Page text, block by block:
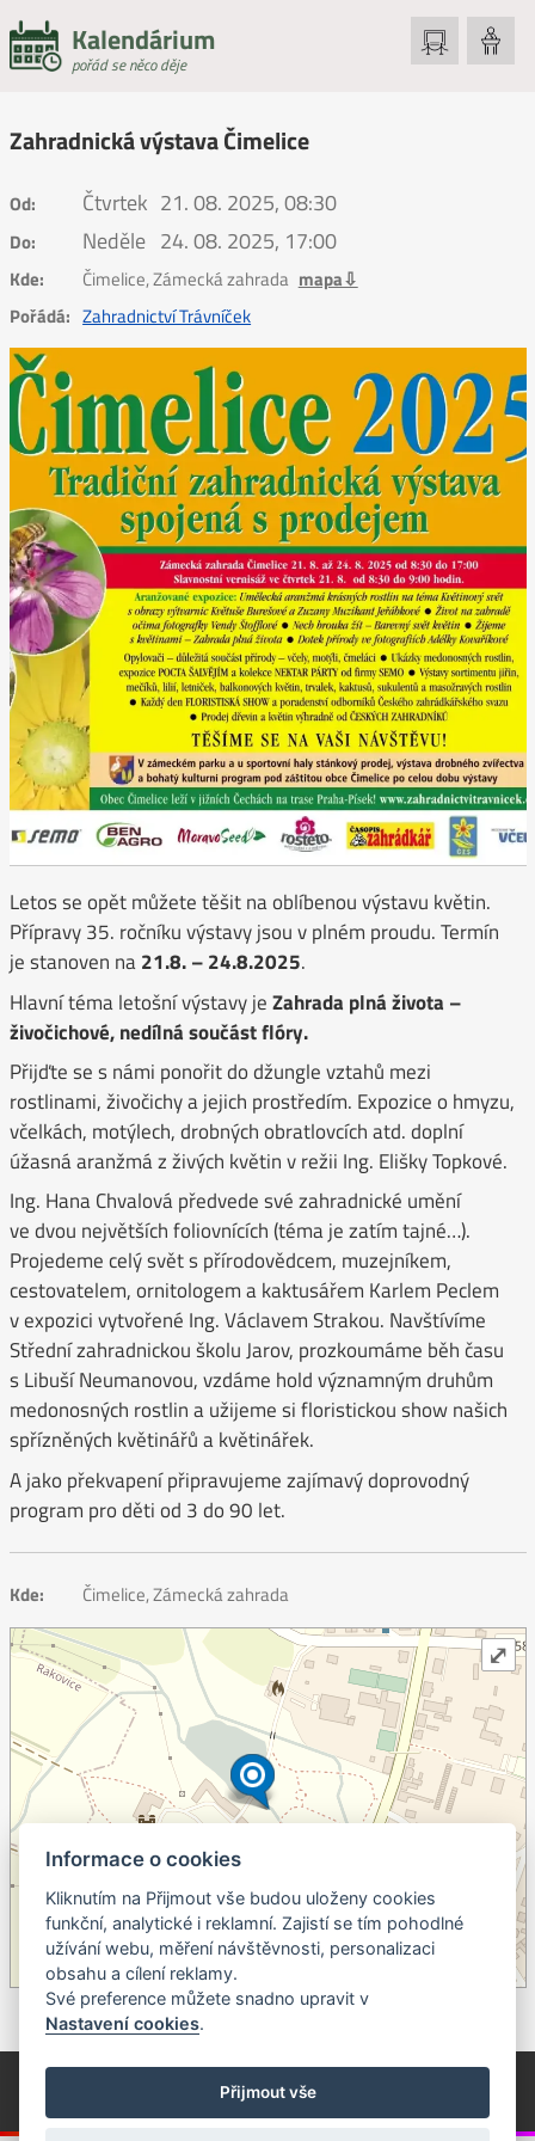
Kalendárium
pořád se něco děje
Zahradnická výstava Čimelice
Od: Čtvrtek 21. 08. 2025, 08:30
Do: Neděle 24. 08. 2025, 17:00
Kde: Čimelice, Zámecká zahrada mapa⇩
Pořádá: Zahradnictví Trávníček
Letos se opět můžete těšit na oblíbenou výstavu květin.
Přípravy 35. ročníku výstavy jsou v plném proudu. Termín
je stanoven na21.8. – 24.8.2025.
Hlavní téma letošní výstavy jeZahrada plná života –
živočichové, nedílná součást flóry.
Přijďte se s námi ponořit do džungle vztahů mezi
rostlinami, živočichy a jejich prostředím. Expozice o hmyzu,
včelkách, motýlech, drobných obratlovcích atd. doplní
úžasná aranžmá z živých květin v režii Ing. Elišky Topkové.
Ing. Hana Chvalová předvede své zahradnické umění
ve dvou největších foliovnících (téma je zatím tajné…).
Projedeme celý svět s přírodovědcem, muzejníkem,
cestovatelem, ornitologem a kaktusářem Karlem Peclem
v expozici vytvořené Ing. Václavem Strakou. Navštívíme
Střední zahradnickou školu Jarov, prozkoumáme běh času
s Libuší Neumanovou, vzdáme hold významným druhům
medonosných rostlin a užijeme si floristickou show našich
spřízněných květinářů a květinářek.
A jako překvapení připravujeme zajímavý doprovodný
program pro děti od 3 do 90 let.
Kde: Čimelice, Zámecká zahrada
©OpenStreetMapcontributors.
⤢
© Píseckem / Kalendárium (Změna programu vyhrazena!)
(Cookies)
© 2018 - 2026 Realizace a správa webu:
Informace o cookies
Kliknutím na Přijmout vše budou uloženy cookies
funkční, analytické i reklamní. Zajistí se tím pohodlné
užívání webu, měření návštěvnosti, personalizaci
obsahu a cílení reklamy.
Své preference můžete snadno upravit v
Nastavení cookies.
Přijmout vše